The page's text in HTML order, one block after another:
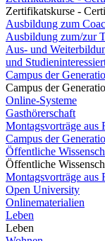
Zertifikatskurse -
Ausbildung zum
Ausbildung zum/zur
Aus- und
und
Campus der
Campus der
Online-Systeme
Gasthörerschaft
Montagsvorträge aus
Campus der
Öffentliche
Öffentliche
Montagsvorträge aus
Open University
Onlinematerialien
Leben
Leben